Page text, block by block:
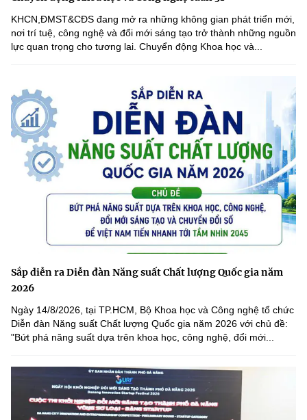
KHCN,ĐMST&CĐS đang mở ra những không gian phát triển mới,
nơi trí tuệ, công nghệ và đổi mới sáng tạo trở thành những nguồn
lực quan trọng cho tương lai. Chuyển động Khoa học và...
Sắp diễn ra Diễn đàn Năng suất Chất lượng Quốc gia năm
2026
Ngày 14/8/2026, tại TP.HCM, Bộ Khoa học và Công nghệ tổ chức
Diễn đàn Năng suất Chất lượng Quốc gia năm 2026 với chủ đề:
"Bứt phá năng suất dựa trên khoa học, công nghệ, đổi mới...